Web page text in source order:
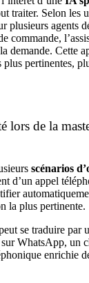
traiter. Selon les
plusieurs agents
commande,
demande. Cette
plus pertinentes,
lors de la
scénarios
d’un appel
la plus pertinente.
se traduire par
WhatsApp, un
enrichie